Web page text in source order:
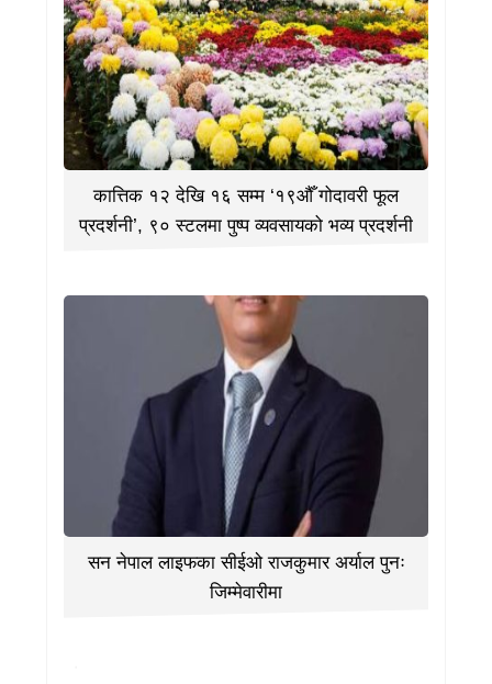
कात्तिक १२ देखि १६ सम्म ‘१९औँ गोदावरी फूल
प्रदर्शनी’, ९० स्टलमा पुष्प व्यवसायको भव्य प्रदर्शनी
सन नेपाल लाइफका सीईओ राजकुमार अर्याल पुनः
जिम्मेवारीमा